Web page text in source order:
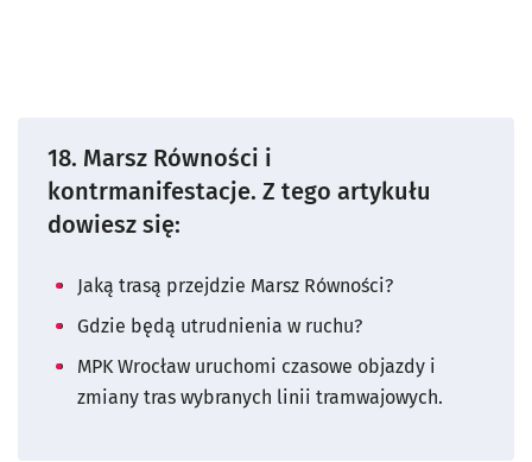
18. Marsz Równości i
kontrmanifestacje. Z tego artykułu
dowiesz się:
Jaką trasą przejdzie Marsz Równości?
Gdzie będą utrudnienia w ruchu?
MPK Wrocław uruchomi czasowe objazdy i
zmiany tras wybranych linii tramwajowych.